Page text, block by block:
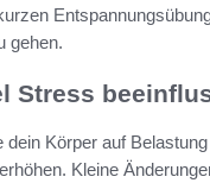
gehen.
Stress
Körper auf
Kleine